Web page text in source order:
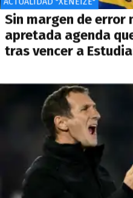
Sin margen de error
apretada agenda
tras vencer a